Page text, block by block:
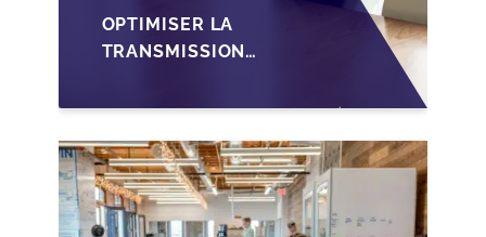
OPTIMISER LA
TRANSMISSION
LUXEMBOURGEOISE
SOPARFI